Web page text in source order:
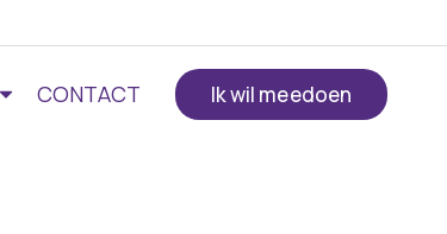
CONTACT Ik wil meedoen